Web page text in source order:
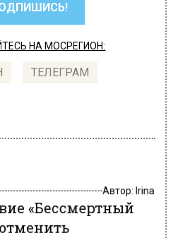
НА МОСРЕГИОН:
ТЕЛЕГРАМ
Автор:Irina
«Бессмертный